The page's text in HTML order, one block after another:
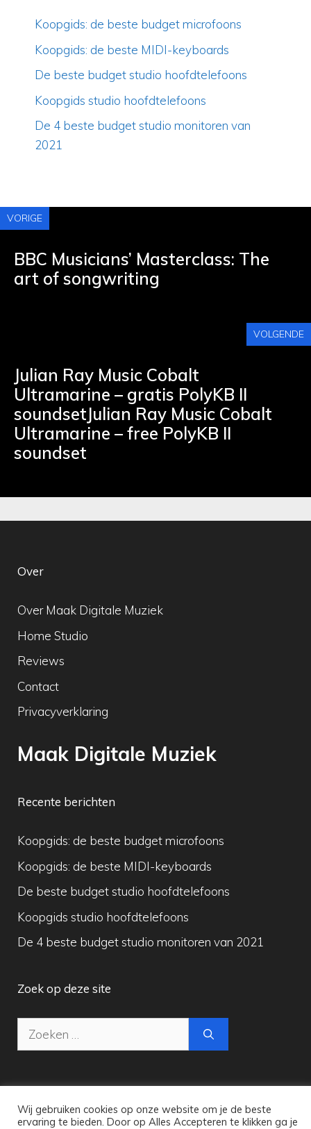
Koopgids: de beste budget microfoons
Koopgids: de beste MIDI-keyboards
De beste budget studio hoofdtelefoons
Koopgids studio hoofdtelefoons
De 4 beste budget studio monitoren van
2021
VORIGE
BBC Musicians’ Masterclass: The
art of songwriting
VOLGENDE
Julian Ray Music Cobalt
Ultramarine – gratis PolyKB II
soundsetJulian Ray Music Cobalt
Ultramarine – free PolyKB II
soundset
Over
Over Maak Digitale Muziek
Home Studio
Reviews
Contact
Privacyverklaring
Maak Digitale Muziek
Recente berichten
Koopgids: de beste budget microfoons
Koopgids: de beste MIDI-keyboards
De beste budget studio hoofdtelefoons
Koopgids studio hoofdtelefoons
De 4 beste budget studio monitoren van 2021
Zoek op deze site
Zoek
naar:
Copyright © 2026 Maak Digitale Muziek
Wij gebruiken cookies op onze website om je de beste
ervaring te bieden. Door op Alles Accepteren te klikken ga je